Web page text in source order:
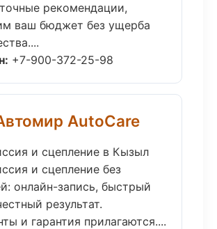
рекомендации,
ваш бюджет без ущерба
+7-900-372-25-98
AutoCare
и сцепление в Кызыл
и сцепление без
онлайн-запись, быстрый
результат.
и гарантия прилагаются....